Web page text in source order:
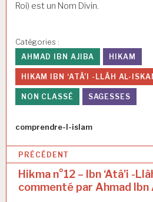
Roi) est un Nom Divin.
Catégories :
AHMAD IBN AJIBA
HIKAM
HIKAM IBN ‘ATÂ’I -LLÂH AL-
NON CLASSÉ SAGESSES
Auteur
comprendre-l-islam
NPRÉCÉDENT
Hikma n°12 – Ibn ‘Atâ’i -
commenté par Ahmad Ibn